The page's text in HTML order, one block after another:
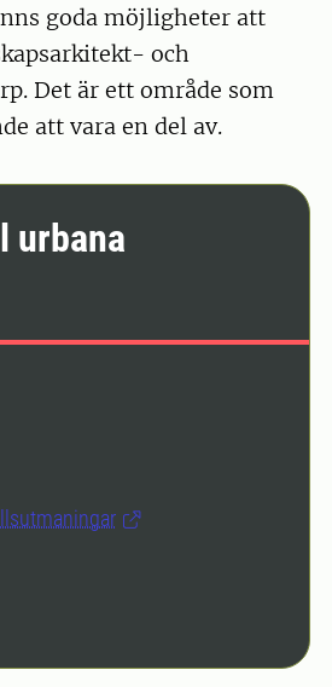
goda möjligheter att
och
Det är ett område som
att vara en del av.
urbana